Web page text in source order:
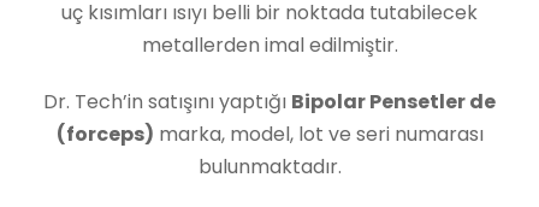
uç kısımları ısıyı belli bir noktada tutabilecek
metallerden imal edilmiştir.
Dr. Tech’in satışını yaptığı Bipolar Pensetler de
(forceps) marka, model, lot ve seri numarası
bulunmaktadır.